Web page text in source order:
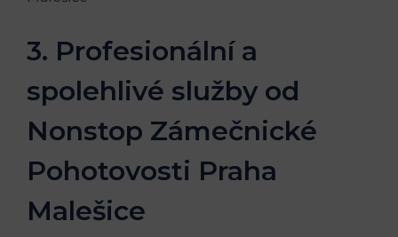
3. Profesionální a
spolehlivé služby od
Nonstop Zámečnické
Pohotovosti Praha
Malešice